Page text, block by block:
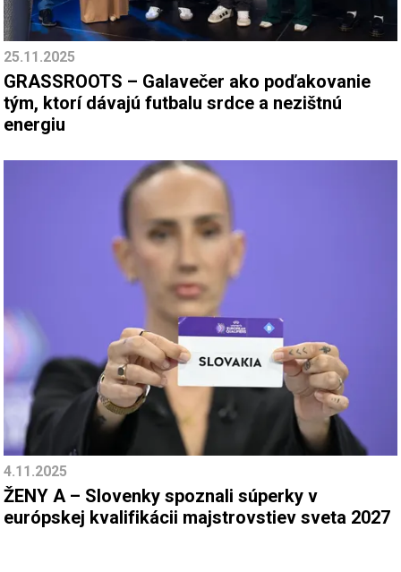
25.11.2025
GRASSROOTS – Galavečer ako poďakovanie
tým, ktorí dávajú futbalu srdce a nezištnú
energiu
4.11.2025
ŽENY A – Slovenky spoznali súperky v
európskej kvalifikácii majstrovstiev sveta 2027